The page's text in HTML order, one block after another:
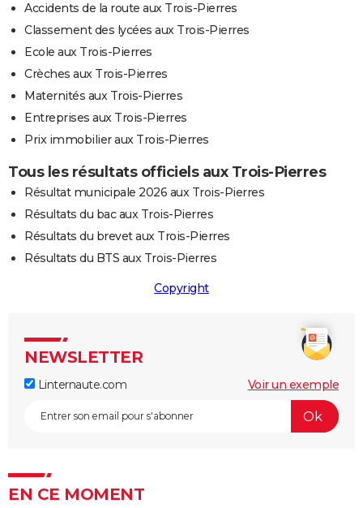
Accidents de la route aux Trois-Pierres
Classement des lycées aux Trois-Pierres
Ecole aux Trois-Pierres
Crèches aux Trois-Pierres
Maternités aux Trois-Pierres
Entreprises aux Trois-Pierres
Prix immobilier aux Trois-Pierres
Tous les résultats officiels aux Trois-Pierres
Résultat municipale 2026 aux Trois-Pierres
Résultats du bac aux Trois-Pierres
Résultats du brevet aux Trois-Pierres
Résultats du BTS aux Trois-Pierres
Copyright
NEWSLETTER
Linternaute.com Voir un exemple
EN CE MOMENT